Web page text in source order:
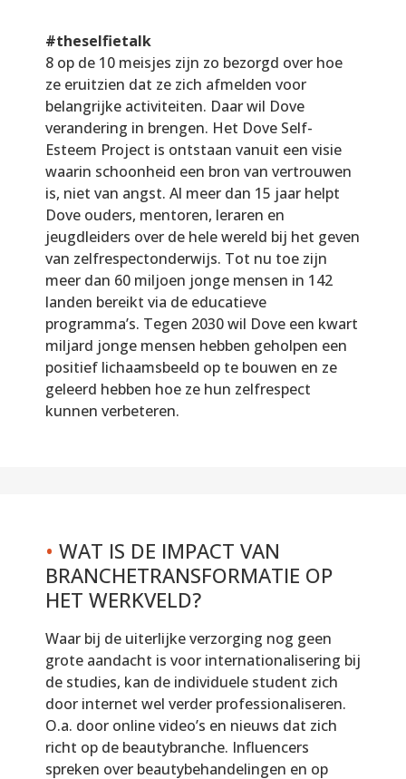
#theselfietalk
8 op de 10 meisjes zijn zo bezorgd over hoe
ze eruitzien dat ze zich afmelden voor
belangrijke activiteiten. Daar wil Dove
verandering in brengen. Het Dove Self-
Esteem Project is ontstaan vanuit een visie
waarin schoonheid een bron van vertrouwen
is, niet van angst. Al meer dan 15 jaar helpt
Dove ouders, mentoren, leraren en
jeugdleiders over de hele wereld bij het geven
van zelfrespectonderwijs. Tot nu toe zijn
meer dan 60 miljoen jonge mensen in 142
landen bereikt via de educatieve
programma’s. Tegen 2030 wil Dove een kwart
miljard jonge mensen hebben geholpen een
positief lichaamsbeeld op te bouwen en ze
geleerd hebben hoe ze hun zelfrespect
kunnen verbeteren.
• WAT IS DE IMPACT VAN
BRANCHETRANSFORMATIE OP
HET WERKVELD?
Waar bij de uiterlijke verzorging nog geen
grote aandacht is voor internationalisering bij
de studies, kan de individuele student zich
door internet wel verder professionaliseren.
O.a. door online video’s en nieuws dat zich
richt op de beautybranche. Influencers
spreken over beautybehandelingen en op